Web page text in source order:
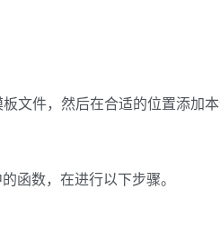
文件，然后在合适的位置添加
函数，在进行以下步骤。